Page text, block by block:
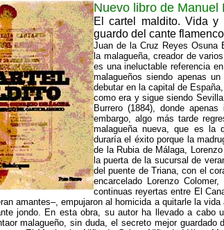
Nuevo libro de Manuel
El cartel maldito. Vida
guardo del cante
Juan de la Cruz Reyes Osuna
la malagueña, creador de
es una ineluctable referencia
malagueños siendo apenas
debutar en la capital de
como era y sigue siendo
Burrero (1884), donde
embargo, algo más tarde
malagueña nueva, que es la
duraría el éxito porque la
de la Rubia de Málaga,
la puerta de la sucursal de
del puente de Triana, con el
encarcelado Lorenzo
continuas reyertas entre El
amantes–, empujaron al homicida a quitarle la
jondo. En esta obra, su autor ha llevado a cabo
malagueño, sin duda, el secreto mejor